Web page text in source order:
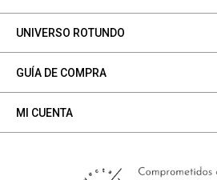
UNIVERSO ROTUNDO
GUÍA DE COMPRA
MI CUENTA